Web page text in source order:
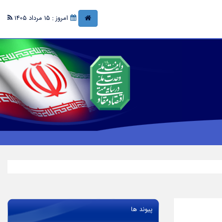
امروز : 15 مرداد 1405
پیوند ها